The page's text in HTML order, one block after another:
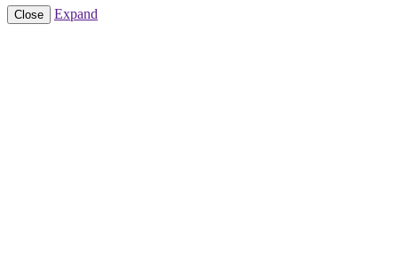
Close Expand